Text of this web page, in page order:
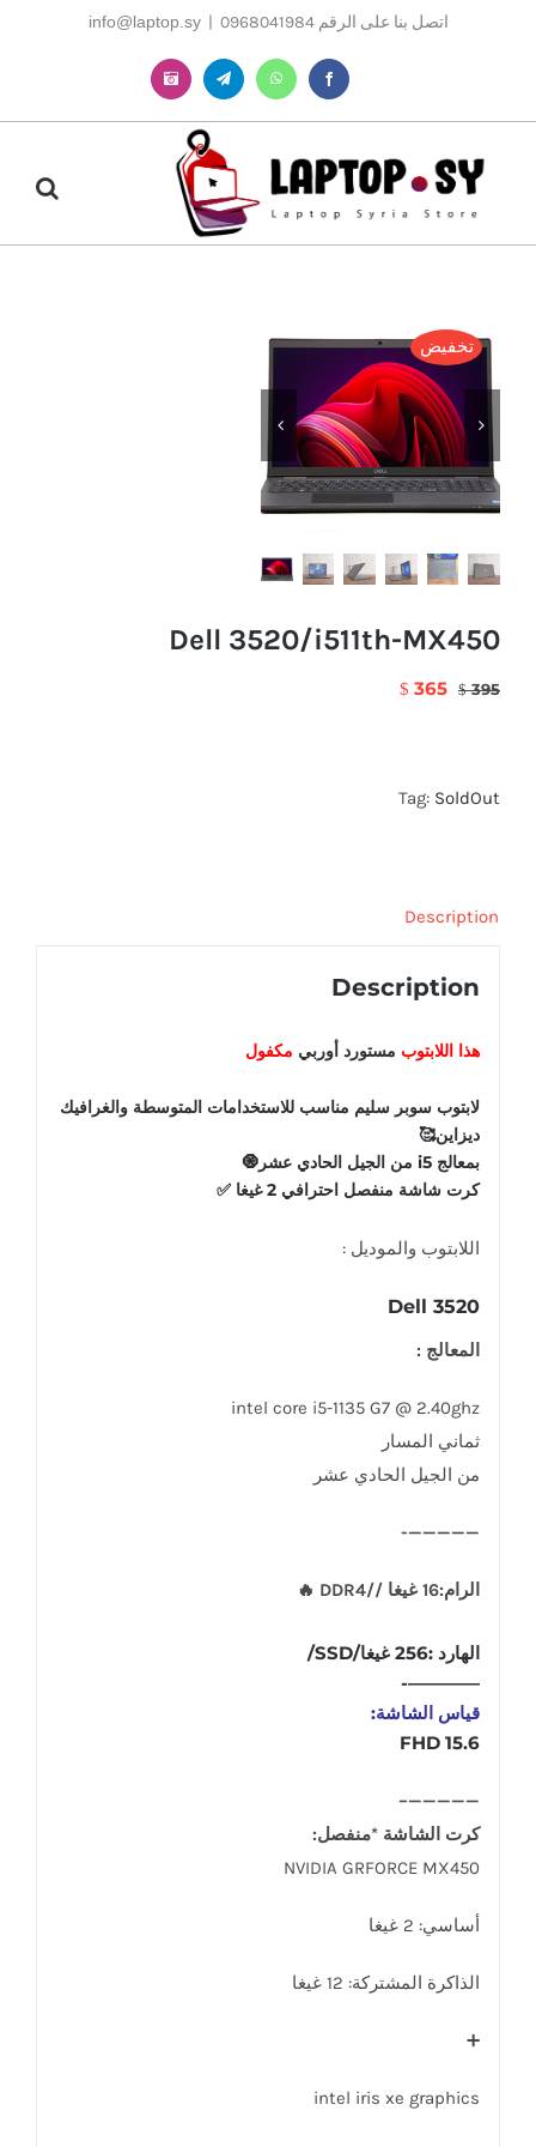
اتصل بنا على الرقم 0968041984 |
info@laptop.sy
Facebook
WhatsApp
Telegram
Instagram
تخفيض
Dell 3520/i511th-MX450
$395
$ 365
Tag: SoldOut
Description
Description
هذا اللابتوب مستورد أوربي مكفول
لابتوب سوبر سليم مناسب للاستخدامات المتوسطة والغرافيك
ديزاين🥰
بمعالج i5 من الجيل الحادي عشر🧿
كرت شاشة منفصل احترافي 2 غيغا ✅️
اللابتوب والموديل :
Dell 3520
المعالج :
intel core i5-1135 G7 @ 2.40ghz
ثماني المسار
من الجيل الحادي عشر
—————-
الرام:16 غيغا //DDR4 🔥
الهارد :256 غيغا/SSD/
————-
قياس الشاشة:
15.6 FHD
—————–
كرت الشاشة *منفصل:
NVIDIA GRFORCE MX450
أساسي: 2 غيغا
الذاكرة المشتركة: 12 غيغا
➕
intel iris xe graphics